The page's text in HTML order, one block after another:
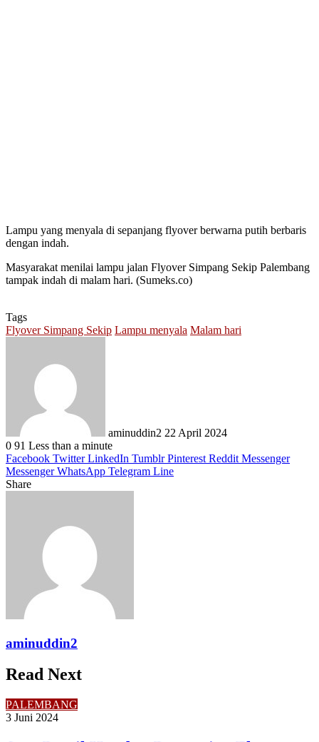
Lampu yang menyala di sepanjang flyover berwarna putih berbaris
dengan indah.
Masyarakat menilai lampu jalan Flyover Simpang Sekip Palembang
tampak indah di malam hari. (Sumeks.co)
Tags
Flyover Simpang Sekip Lampu menyala Malam hari
aminuddin2 22 April 2024
0 91 Less than a minute
Facebook Twitter LinkedIn Tumblr Pinterest Reddit Messenger
Messenger WhatsApp Telegram Line
Share
aminuddin2
Read Next
PALEMBANG
3 Juni 2024